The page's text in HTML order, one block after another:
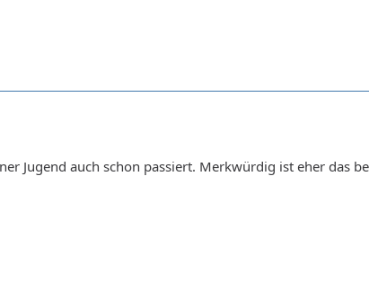
Jugend auch schon passiert. Merkwürdig ist eher das